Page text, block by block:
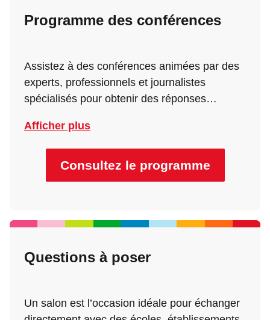
Programme des conférences
Assistez à des conférences animées par des
experts, professionnels et journalistes
spécialisés pour obtenir des réponses
Parcoursup, alternance, écoles, prépas,
métiers d’avenir… de nombreuses
thématiques sont abordées pour vous aider à
mieux comprendre les études et les parcours
qui vous intéressent.
Afficher plus
Consultez le programme
Questions à poser
Un salon est l’occasion idéale pour échanger